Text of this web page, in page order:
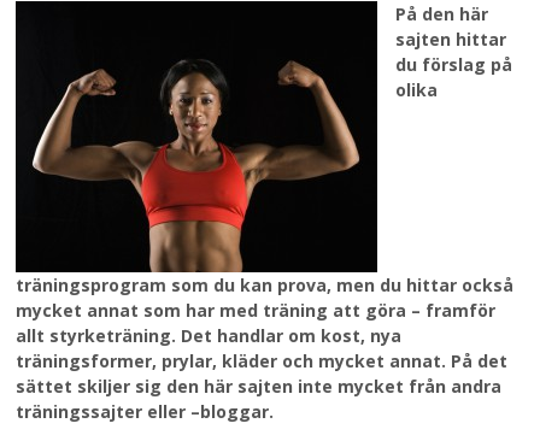
På den här
sajten hittar
du förslag på
olika
träningsprogram som du kan prova, men du hittar också
mycket annat som har med träning att göra – framför
allt styrketräning. Det handlar om kost, nya
träningsformer, prylar, kläder och mycket annat. På det
sättet skiljer sig den här sajten inte mycket från andra
träningssajter eller –bloggar.